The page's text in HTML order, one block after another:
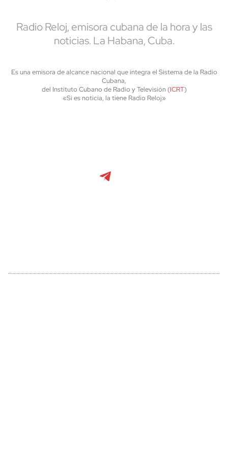
Radio Reloj, emisora cubana de la hora y las
noticias. La Habana, Cuba.
Es una emisora de alcance nacional que integra el Sistema de la Radio
Cubana,
del Instituto Cubano de Radio y Televisión (ICRT)
«Si es noticia, la tiene Radio Reloj»